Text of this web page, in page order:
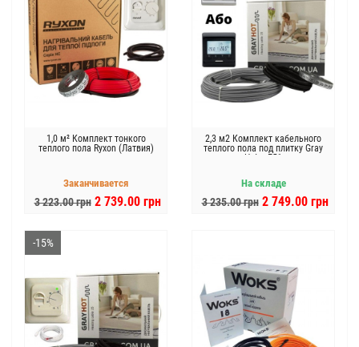
1,0 м² Комплект тонкого
теплого пола Ryxon (Латвия)
Заканчивается
3 223.00 грн 2 739.00 грн
2,3 м2 Комплект кабельного
теплого пола под плитку Gray
Hot + E51
На складе
3 235.00 грн 2 749.00 грн
-15%